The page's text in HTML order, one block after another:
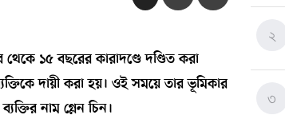
১৫ বছরের কারাদণ্ডে দণ্ডিত করা
দায়ী করা হয়। ওই সময়ে তার ভূমিকার
নাম গ্লেন চিন।
২
৩